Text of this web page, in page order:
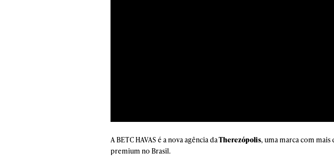
A BETC HAVAS é a nova agência daTherezópolis, uma marca com
premium no Brasil.